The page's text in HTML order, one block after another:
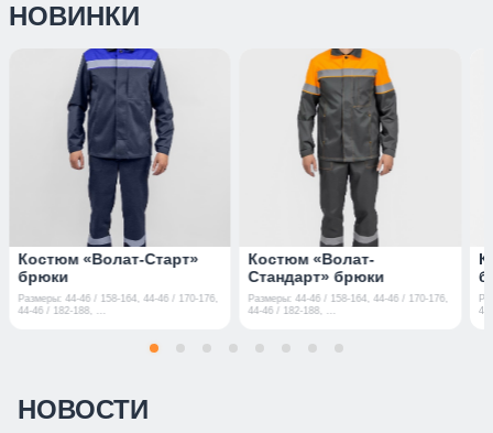
НОВИНКИ
Костюм «Волат-Старт»
брюки
Размеры: 44-46 / 158-164, 44-46 / 170-176,
44-46 / 182-188, ...
Костюм «Волат-
Стандарт» брюки
Размеры: 44-46 / 158-164, 44-46 / 170-176,
44-46 / 182-188, ...
НОВОСТИ